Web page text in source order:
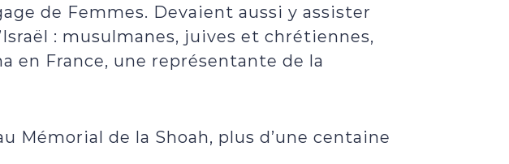
de Femmes. Devaient aussi y assister
: musulmanes, juives et chrétiennes,
en France, une représentante de la
Mémorial de la Shoah, plus d’une centaine